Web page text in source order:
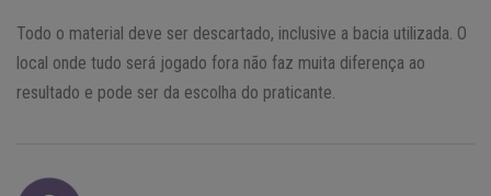
Todo o material deve ser descartado, inclusive a bacia utilizada. O
local onde tudo será jogado fora não faz muita diferença ao
resultado e pode ser da escolha do praticante.